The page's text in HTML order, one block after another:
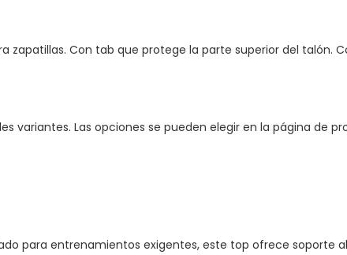
zapatillas. Con tab que protege la parte superior del talón.
variantes. Las opciones se pueden elegir en la página de
para entrenamientos exigentes, este top ofrece